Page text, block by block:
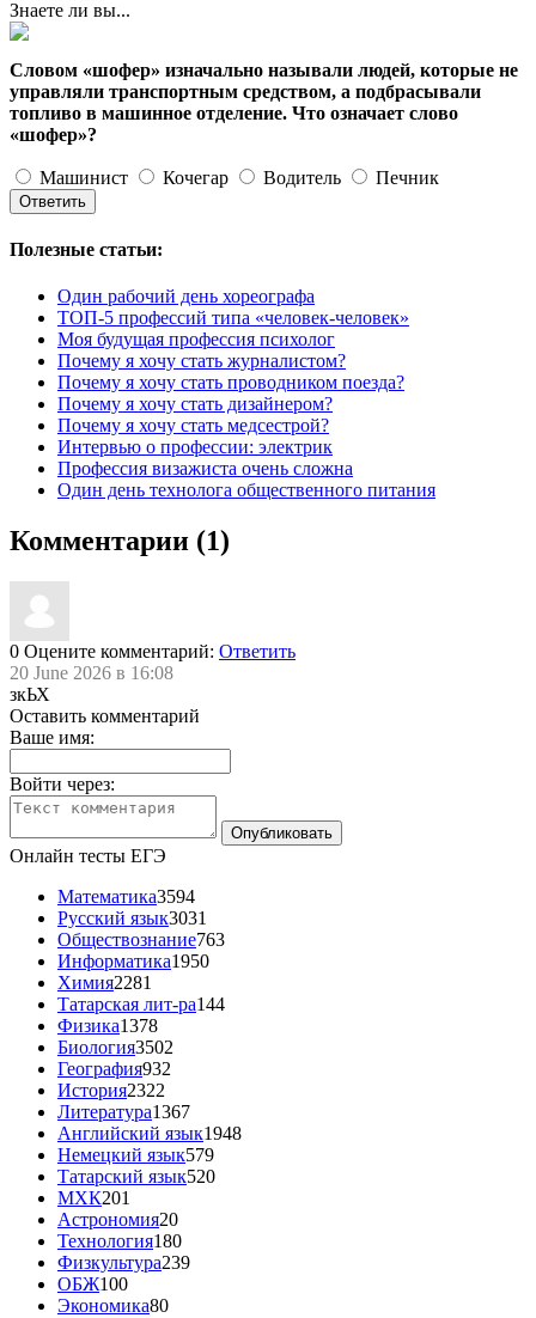
Знаете ли вы...
Словом «шофер» изначально называли людей, которые не
управляли транспортным средством, а подбрасывали
топливо в машинное отделение. Что означает слово
«шофер»?
Машинист Кочегар Водитель Печник
Полезные статьи:
Один рабочий день хореографа
ТОП-5 профессий типа «человек-человек»
Моя будущая профессия психолог
Почему я хочу стать журналистом?
Почему я хочу стать проводником поезда?
Почему я хочу стать дизайнером?
Почему я хочу стать медсестрой?
Интервью о профессии: электрик
Профессия визажиста очень сложна
Один день технолога общественного питания
Комментарии (1)
0 Оцените комментарий: Ответить
20 June 2026 в 16:08
зкЬХ
Оставить комментарий
Ваше имя:
Войти через:
Онлайн тесты ЕГЭ
Математика3594
Русский язык3031
Обществознание763
Информатика1950
Химия2281
Татарская лит-ра144
Физика1378
Биология3502
География932
История2322
Литература1367
Английский язык1948
Немецкий язык579
Татарский язык520
МХК201
Астрономия20
Технология180
Физкультура239
ОБЖ100
Экономика80